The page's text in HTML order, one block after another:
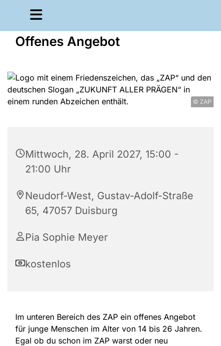
Offenes Angebot
© ZAP
Mittwoch, 28. April 2027, 15:00 -
21:00 Uhr
Neudorf-West, Gustav-Adolf-Straße
65, 47057 Duisburg
Pia Sophie Meyer
kostenlos
Im unteren Bereich des ZAP ein offenes Angebot
für junge Menschen im Alter von 14 bis 26 Jahren.
Egal ob du schon im ZAP warst oder neu